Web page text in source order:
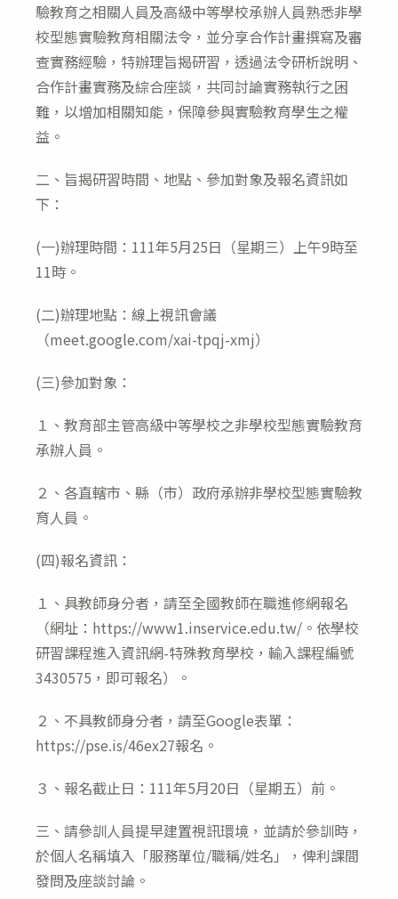
驗教育之相關人員及高級中等學校承辦人員熟悉非學
校型態實驗教育相關法令，並分享合作計畫撰寫及審
查實務經驗，特辦理旨揭研習，透過法令研析說明、
合作計畫實務及綜合座談，共同討論實務執行之困
難，以增加相關知能，保障參與實驗教育學生之權
益。
二、旨揭研習時間、地點、參加對象及報名資訊如
下：
(一)辦理時間：111年5月25日（星期三）上午9時至
11時。
(二)辦理地點：線上視訊會議
（meet.google.com/xai-tpqj-xmj）
(三)參加對象：
１、教育部主管高級中等學校之非學校型態實驗教育
承辦人員。
２、各直轄市、縣（市）政府承辦非學校型態實驗教
育人員。
(四)報名資訊：
１、具教師身分者，請至全國教師在職進修網報名
（網址：https://www1.inservice.edu.tw/。依學校
研習課程進入資訊網-特殊教育學校，輸入課程編號
3430575，即可報名）。
２、不具教師身分者，請至Google表單：
https://pse.is/46ex27報名。
３、報名截止日：111年5月20日（星期五）前。
三、請參訓人員提早建置視訊環境，並請於參訓時，
於個人名稱填入「服務單位/職稱/姓名」，俾利課間
發問及座談討論。